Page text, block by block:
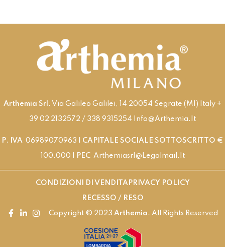
Arthemia Srl . Via Galileo Galilei, 14 20054 Segrate (MI) Italy +
39 02 2132572 / 338 9315254 Info@arthemia.it
P. IVA 06989070963 | CAPITALE SOCIALE SOTTOSCRITTO €
100.000 | PEC Arthemiasrl@legalmail.it
CONDIZIONI DI VENDITAPRIVACY POLICY
RECESSO / RESO
Copyright © 2023 Arthemia. All Rights Reserved